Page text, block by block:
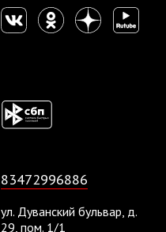
83472996886
ул. Дуванский бульвар, д.
29, пом. 1/1